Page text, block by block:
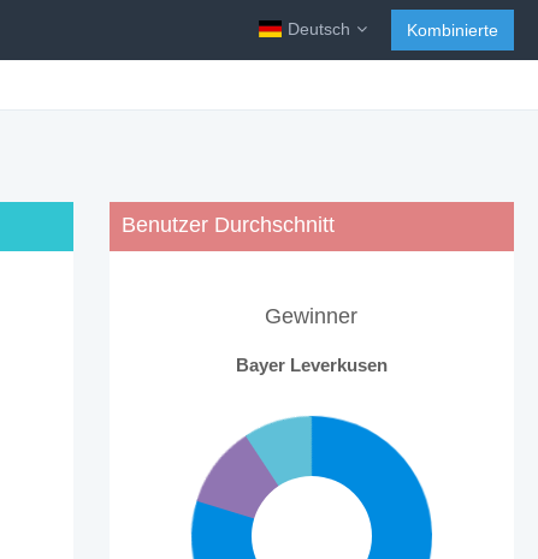
Deutsch Kombinierte
Benutzer Durchschnitt
Gewinner
Bayer Leverkusen